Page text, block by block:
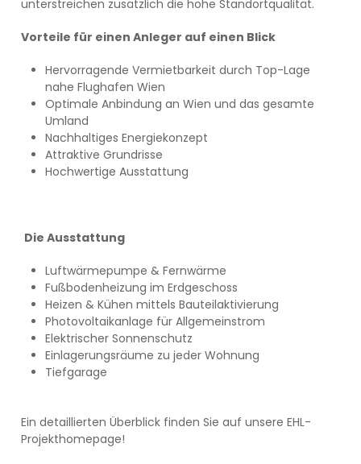
unterstreichen zusätzlich die hohe Standortqualität.
Vorteile für einen Anleger auf einen Blick
Hervorragende Vermietbarkeit durch Top-Lage
nahe Flughafen Wien
Optimale Anbindung an Wien und das gesamte
Umland
Nachhaltiges Energiekonzept
Attraktive Grundrisse
Hochwertige Ausstattung
Die Ausstattung
Luftwärmepumpe & Fernwärme
Fußbodenheizung im Erdgeschoss
Heizen & Kühen mittels Bauteilaktivierung
Photovoltaikanlage für Allgemeinstrom
Elektrischer Sonnenschutz
Einlagerungsräume zu jeder Wohnung
Tiefgarage
Ein detaillierten Überblick finden Sie auf unsere EHL-
Projekthomepage!